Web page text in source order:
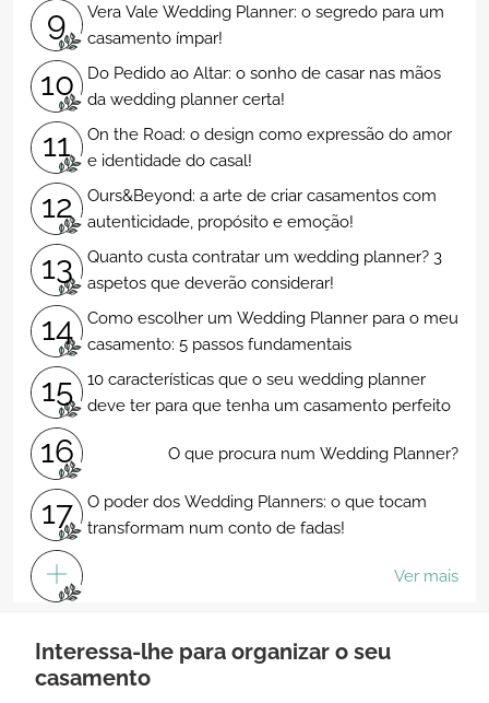
9
Vera Vale Wedding Planner: o segredo para um
casamento ímpar!
10
Do Pedido ao Altar: o sonho de casar nas mãos
da wedding planner certa!
11
On the Road: o design como expressão do amor
e identidade do casal!
12
Ours&Beyond: a arte de criar casamentos com
autenticidade, propósito e emoção!
13
Quanto custa contratar um wedding planner? 3
aspetos que deverão considerar!
14
Como escolher um Wedding Planner para o meu
casamento: 5 passos fundamentais
15
10 características que o seu wedding planner
deve ter para que tenha um casamento perfeito
16 O que procura num Wedding Planner?
17
O poder dos Wedding Planners: o que tocam
transformam num conto de fadas!
Ver mais
Interessa-lhe para organizar o seu
casamento